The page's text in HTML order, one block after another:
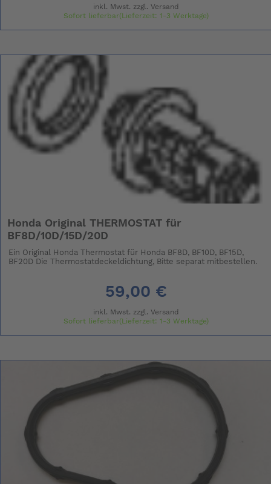
inkl. Mwst. zzgl. Versand
Sofort lieferbar(Lieferzeit: 1-3 Werktage)
Honda Original THERMOSTAT für
BF8D/10D/15D/20D
Ein Original Honda Thermostat für Honda BF8D, BF10D, BF15D,
BF20D Die Thermostatdeckeldichtung, Bitte separat mitbestellen.
59,00 €
inkl. Mwst. zzgl. Versand
Sofort lieferbar(Lieferzeit: 1-3 Werktage)